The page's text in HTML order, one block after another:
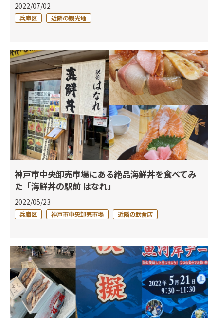
2022/07/02
兵庫区 近隣の観光地
神戸市中央卸売市場にある絶品海鮮丼を食べてみ
た「海鮮丼の駅前 はなれ」
2022/05/23
兵庫区 神戸市中央卸売市場 近隣の飲食店